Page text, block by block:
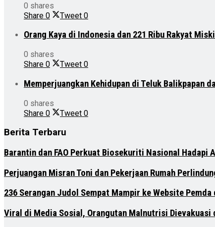
0 shares
Share 0 Tweet 0
Orang Kaya di Indonesia dan 221 Ribu Rakyat
0 shares
Share 0 Tweet 0
Memperjuangkan Kehidupan di Teluk Balikpapan
0 shares
Share 0 Tweet 0
Berita Terbaru
Barantin dan FAO Perkuat Biosekuriti Nasional Hadapi
Perjuangan Misran Toni dan Pekerjaan Rumah
236 Serangan Judol Sempat Mampir ke Website
Viral di Media Sosial, Orangutan Malnutrisi Dievakuasi